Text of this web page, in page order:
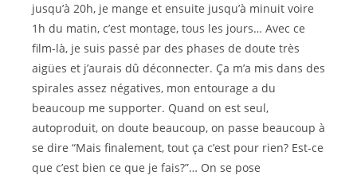
jusqu’à 20h, je mange et ensuite jusqu’à minuit voire
1h du matin, c’est montage, tous les jours… Avec ce
film-là, je suis passé par des phases de doute très
aigües et j’aurais dû déconnecter. Ça m’a mis dans des
spirales assez négatives, mon entourage a du
beaucoup me supporter. Quand on est seul,
autoproduit, on doute beaucoup, on passe beaucoup à
se dire “Mais finalement, tout ça c’est pour rien? Est-ce
que c’est bien ce que je fais?”… On se pose